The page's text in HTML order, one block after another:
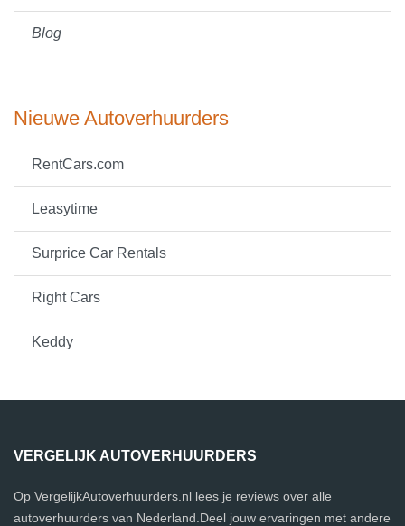
Blog
Nieuwe Autoverhuurders
RentCars.com
Leasytime
Surprice Car Rentals
Right Cars
Keddy
VERGELIJK AUTOVERHUURDERS
Op VergelijkAutoverhuurders.nl lees je reviews over alle
autoverhuurders van Nederland.Deel jouw ervaringen met andere